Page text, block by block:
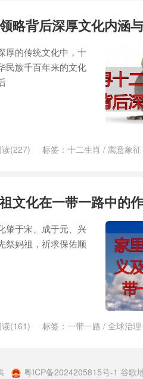
略背后深厚文化内涵
厚的传统文化中，十
民族千百年来的文化
读(227) 标签： 十二生肖 / 寓意象征
文化在一带一路中的
肇于宋、成于元、兴
祭妈祖，祈求保佑顺
读(161) 标签： 一带一路 / 全球治理
粤ICP备2024205815号-1 谷歌